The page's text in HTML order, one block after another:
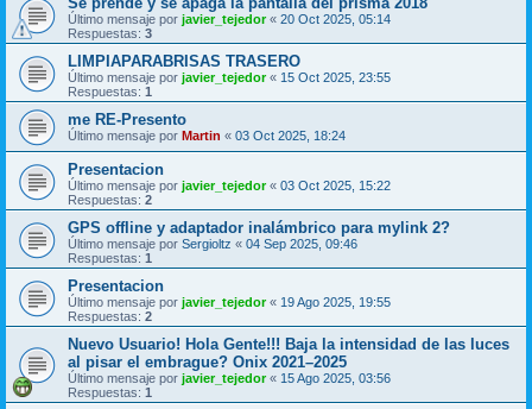
Último mensaje por javier_tejedor« 20 Oct 2025, 05:14
Respuestas: 3
LIMPIAPARABRISAS TRASERO
Último mensaje por javier_tejedor« 15 Oct 2025, 23:55
Respuestas: 1
me RE-Presento
Último mensaje por Martin « 03 Oct 2025, 18:24
Presentacion
Último mensaje por javier_tejedor« 03 Oct 2025, 15:22
Respuestas: 2
GPS offline y adaptador inalámbrico para mylink 2?
Último mensaje por Sergioltz « 04 Sep 2025, 09:46
Respuestas: 1
Presentacion
Último mensaje por javier_tejedor« 19 Ago 2025, 19:55
Respuestas: 2
Nuevo Usuario! Hola Gente!!! Baja la intensidad de las luces
al pisar el embrague? Onix 2021–2025
Último mensaje por javier_tejedor« 15 Ago 2025, 03:56
Respuestas: 1